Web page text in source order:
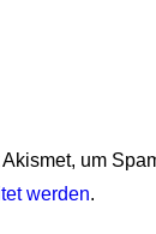
um
werden.